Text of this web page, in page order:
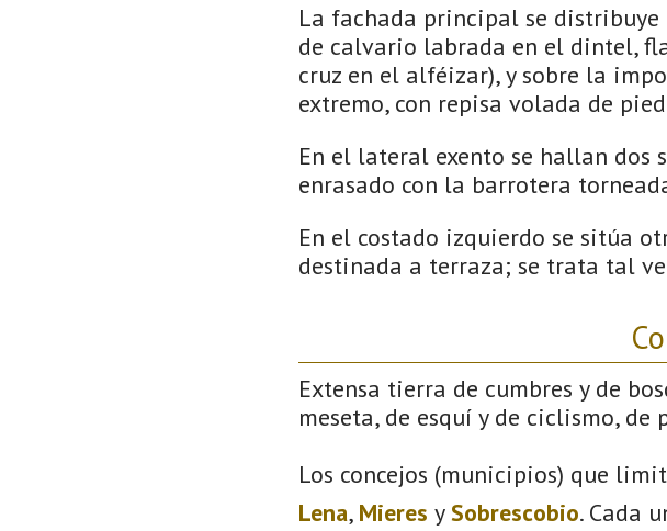
La fachada principal se
de calvario labrada en el dintel,
cruz en el alféizar), y sobre la
extremo, con repisa volada de
En el lateral exento se hallan dos
enrasado con la barrotera
En el costado izquierdo se sitúa
destinada a terraza; se trata tal
Extensa tierra de cumbres y de
meseta, de esquí y de ciclismo, de
Los concejos (municipios) que
Lena, Mieres ySobrescobio. Cada